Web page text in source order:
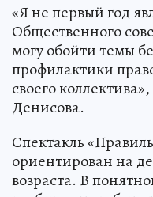
«Я не первый год
Общественного
могу обойти темы
профилактики
своего
Денисова.
Спектакль
ориентирован на
возраста. В